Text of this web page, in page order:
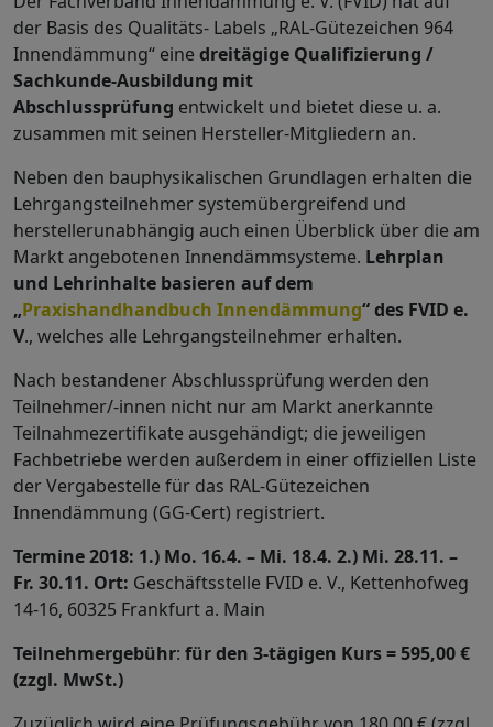
der Basis des Qualitäts- Labels „RAL-Gütezeichen 964
Innendämmung“ eine dreitägige Qualifizierung /
Sachkunde-Ausbildung mit
Abschlussprüfung entwickelt und bietet diese u. a.
zusammen mit seinen Hersteller-Mitgliedern an.
Neben den bauphysikalischen Grundlagen erhalten die
Lehrgangsteilnehmer systemübergreifend und
herstellerunabhängig auch einen Überblick über die am
Markt angebotenen Innendämmsysteme. Lehrplan
und Lehrinhalte basieren auf dem
„Praxishandhandbuch Innendämmung“ des FVID e.
V., welches alle Lehrgangsteilnehmer erhalten.
Nach bestandener Abschlussprüfung werden den
Teilnehmer/-innen nicht nur am Markt anerkannte
Teilnahmezertifikate ausgehändigt; die jeweiligen
Fachbetriebe werden außerdem in einer offiziellen Liste
der Vergabestelle für das RAL-Gütezeichen
Innendämmung (GG-Cert) registriert.
Termine 2018: 1.) Mo. 16.4. – Mi. 18.4. 2.) Mi. 28.11. –
Fr. 30.11. Ort: Geschäftsstelle FVID e. V., Kettenhofweg
14-16, 60325 Frankfurt a. Main
Teilnehmergebühr: für den 3-tägigen Kurs = 595,00 €
(zzgl. MwSt.)